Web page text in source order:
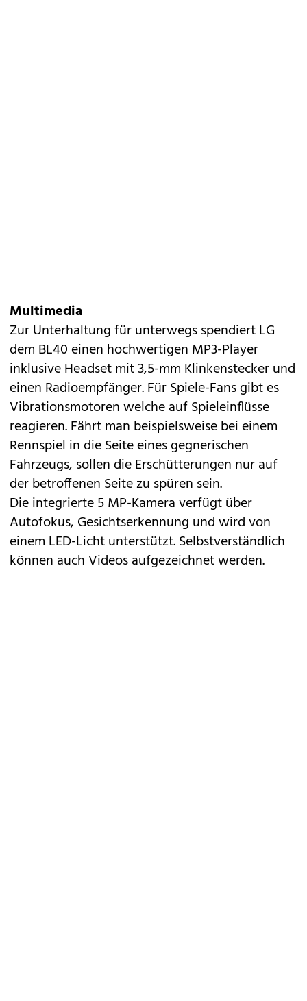
Multimedia
Zur Unterhaltung für unterwegs spendiert LG
dem BL40 einen hochwertigen MP3-Player
inklusive Headset mit 3,5-mm Klinkenstecker und
einen Radioempfänger. Für Spiele-Fans gibt es
Vibrationsmotoren welche auf Spieleinflüsse
reagieren. Fährt man beispielsweise bei einem
Rennspiel in die Seite eines gegnerischen
Fahrzeugs, sollen die Erschütterungen nur auf
der betroffenen Seite zu spüren sein.
Die integrierte 5 MP-Kamera verfügt über
Autofokus, Gesichtserkennung und wird von
einem LED-Licht unterstützt. Selbstverständlich
können auch Videos aufgezeichnet werden.